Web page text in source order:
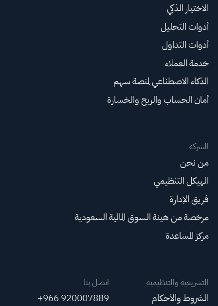
الاختيار الذكي
أدوات التحليل
أدوات التداول
خدمة العملاء
الذكاء الاصطناعي لمنصة سهم
أمان الحساب والربح والخسارة
الشركة
من نحن
الهيكل التنظيمي
فريق الإدارة
مرخصة من هيئة السوق المالية السعودية
مركز المساعدة
التشريعية والتنظيمية
الشروط والأحكام
اتصل بنا
+966 920007889